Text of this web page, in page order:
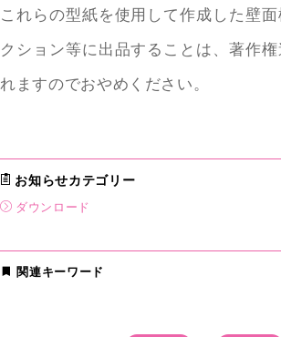
これらの型紙を使用して作成した壁
クション等に出品することは、著作
れますのでおやめください。
お知らせカテゴリー
ダウンロード
関連キーワード